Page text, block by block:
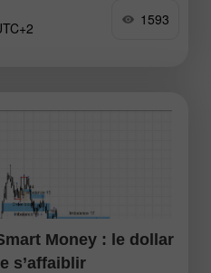
Ces statistiques ont, de fait,
1593
Money : le dollar
s’affaiblir